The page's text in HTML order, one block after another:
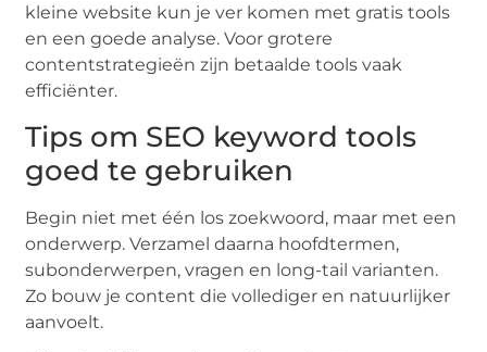
kleine website kun je ver komen met gratis tools
en een goede analyse. Voor grotere
contentstrategieën zijn betaalde tools vaak
efficiënter.
Tips om SEO keyword tools
goed te gebruiken
Begin niet met één los zoekwoord, maar met een
onderwerp. Verzamel daarna hoofdtermen,
subonderwerpen, vragen en long-tail varianten.
Zo bouw je content die vollediger en natuurlijker
aanvoelt.